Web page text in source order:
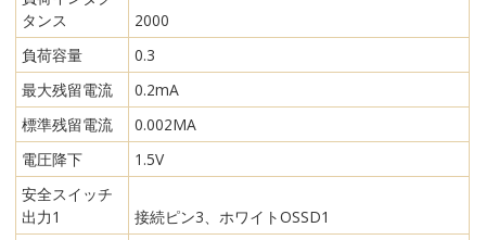
タンス
2000
負荷容量
0.3
最大残留電流
0.2mA
標準残留電流
0.002MA
電圧降下
1.5V
安全スイッチ
出力1
接続ピン3、ホワイトOSSD1